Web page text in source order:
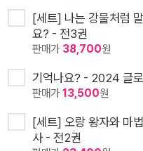
[세트] 나는 강물처럼
요? - 전3권
판매가 38,700원
기억나요? - 2024 글
판매가13,500원
[세트] 오랑 왕자와 마
사 - 전2권